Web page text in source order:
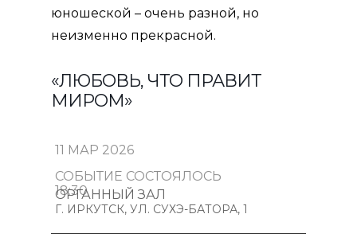
юношеской – очень разной, но
неизменно прекрасной.
«ЛЮБОВЬ, ЧТО ПРАВИТ
МИРОМ»
11 МАР 2026
СОБЫТИЕ СОСТОЯЛОСЬ
18:30
ОРГАННЫЙ ЗАЛ
Г. ИРКУТСК, УЛ. СУХЭ-БАТОРА, 1